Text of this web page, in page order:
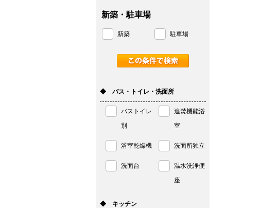
新築・駐車場
新築 駐車場
◆ バス・トイレ・洗面所
バストイレ
別
追焚機能浴
室
浴室乾燥機 洗面所独立
洗面台
温水洗浄便
座
◆ キッチン